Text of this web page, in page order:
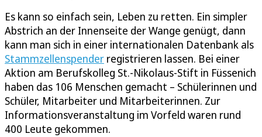
Es kann so einfach sein, Leben zu retten. Ein simpler
Abstrich an der Innenseite der Wange genügt, dann
kann man sich in einer internationalen Datenbank als
Stammzellenspender registrieren lassen. Bei einer
Aktion am Berufskolleg St.-Nikolaus-Stift in Füssenich
haben das 106 Menschen gemacht – Schülerinnen und
Schüler, Mitarbeiter und Mitarbeiterinnen. Zur
Informationsveranstaltung im Vorfeld waren rund
400 Leute gekommen.